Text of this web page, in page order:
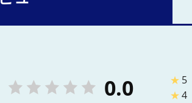
0.0 ★ 5
★4